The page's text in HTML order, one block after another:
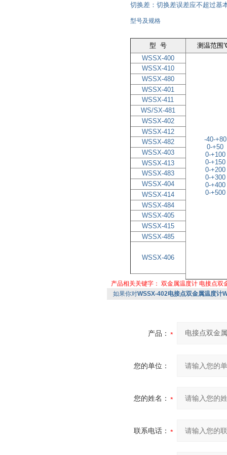
切换差：切换差误差应不超过基
型号及规格
型 号
测温范围
WSSX-400
-40-+80
0-+50
0-+100
0-+150
0-+200
0-+300
0-+400
0-+500
WSSX-410
WSSX-480
WSSX-401
WSSX-411
WS/SX-481
WSSX-402
WSSX-412
WSSX-482
WSSX-403
WSSX-413
WSSX-483
WSSX-404
WSSX-414
WSSX-484
WSSX-405
WSSX-415
WSSX-485
WSSX-406
产品相关关键字： 双金属温度计 电接点双
如果你对WSSX-402电接点双金属温度计
产品：
您的单位：
您的姓名：
联系电话：